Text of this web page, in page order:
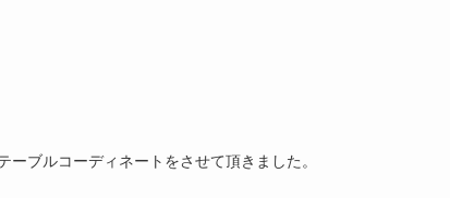
ブルコーディネートをさせて頂きました。